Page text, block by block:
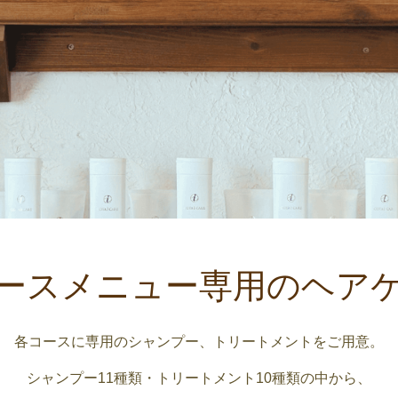
スメニュー専用のヘア
各コースに専用のシャンプー、トリートメントをご用意。
シャンプー11種類・トリートメント10種類の中から、